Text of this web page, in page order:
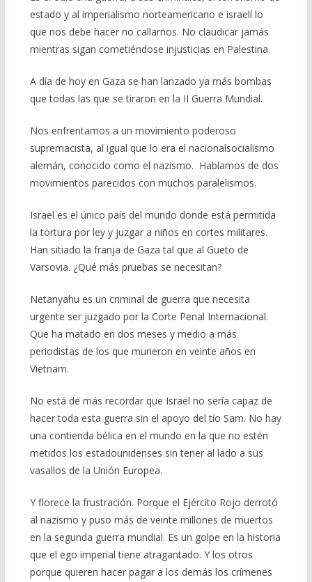
estado y al imperialismo norteamericano e israelí lo
que nos debe hacer no callarnos. No claudicar jamás
mientras sigan cometiéndose injusticias en Palestina.
A día de hoy en Gaza se han lanzado ya más bombas
que todas las que se tiraron en la II Guerra Mundial.
Nos enfrentamos a un movimiento poderoso
supremacista, al igual que lo era el nacionalsocialismo
alemán, conocido como el nazismo. Hablamos de dos
movimientos parecidos con muchos paralelismos.
Israel es el único país del mundo donde está permitida
la tortura por ley y juzgar a niños en cortes militares.
Han sitiado la franja de Gaza tal que al Gueto de
Varsovia. ¿Qué más pruebas se necesitan?
Netanyahu es un criminal de guerra que necesita
urgente ser juzgado por la Corte Penal Internacional.
Que ha matado en dos meses y medio a más
periodistas de los que murieron en veinte años en
Vietnam.
No está de más recordar que Israel no sería capaz de
hacer toda esta guerra sin el apoyo del tío Sam. No hay
una contienda bélica en el mundo en la que no estén
metidos los estadounidenses sin tener al lado a sus
vasallos de la Unión Europea.
Y florece la frustración. Porque el Ejército Rojo derrotó
al nazismo y puso más de veinte millones de muertos
en la segunda guerra mundial. Es un golpe en la historia
que el ego imperial tiene atragantado. Y los otros
porque quieren hacer pagar a los demás los crímenes